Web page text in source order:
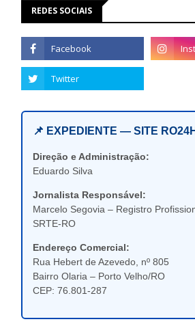
REDES SOCIAIS
📌 EXPEDIENTE — SITE
Direção e Administração:
Eduardo Silva
Jornalista Responsável:
Marcelo Segovia – Registro
SRTE-RO
Endereço Comercial:
Rua Hebert de Azevedo, nº 805
Bairro Olaria – Porto Velho/RO
CEP: 76.801-287